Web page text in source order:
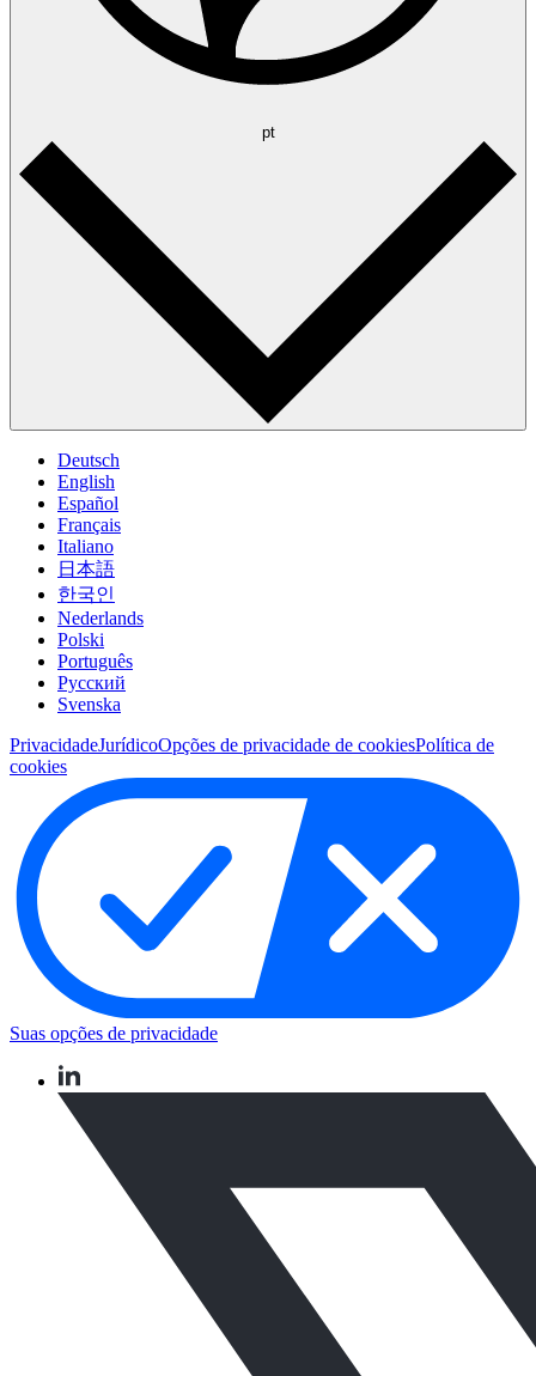
pt
Deutsch
English
Español
Français
Italiano
日本語
한국인
Nederlands
Polski
Português
Pусский
Svenska
PrivacidadeJurídicoOpções de privacidade de cookiesPolítica de
cookies
Suas opções de privacidade